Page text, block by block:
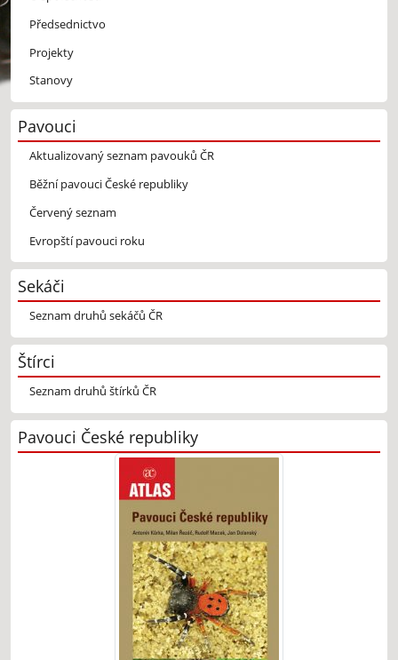
Předsednictvo
Projekty
Stanovy
Pavouci
Aktualizovaný seznam pavouků ČR
Běžní pavouci České republiky
Červený seznam
Evropští pavouci roku
Sekáči
Seznam druhů sekáčů ČR
Štírci
Seznam druhů štírků ČR
Pavouci České republiky